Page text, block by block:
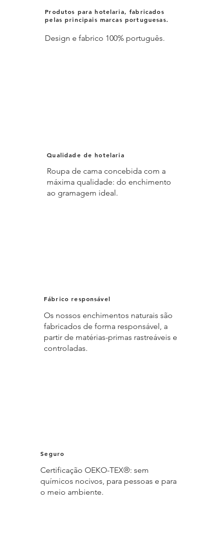
Produtos para hotelaria, fabricados
pelas principais marcas portuguesas.
Design e fabrico 100% português.
Qualidade de hotelaria
Roupa de cama concebida com a
máxima qualidade: do enchimento
ao gramagem ideal.
Fábrico responsável
Os nossos enchimentos naturais são
fabricados de forma responsável, a
partir de matérias-primas rastreáveis e
controladas.
Seguro
Certificação OEKO-TEX®: sem
químicos nocivos, para pessoas e para
o meio ambiente.